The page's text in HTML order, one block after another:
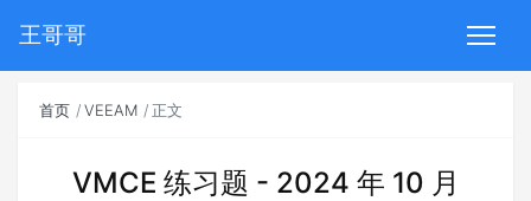
王哥哥
首页 VEEAM 正文
VMCE 练习题 - 2024 年 10 月